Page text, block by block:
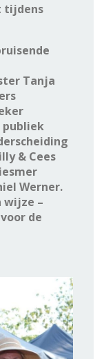
tijdens
Tanja
publiek
& Cees
Werner.
wijze –
de